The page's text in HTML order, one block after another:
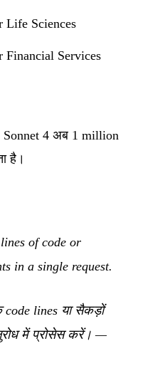
Sciences
Services
4 अब 1 million
है।
of code or
in a single request.
lines या सैकड़ों
में प्रोसेस करें। —